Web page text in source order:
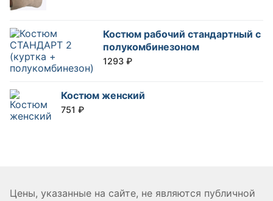
Костюм рабочий стандартный с
полукомбинезоном
1293 ₽
Костюм женский
751 ₽
Цены, указанные на сайте, не являются публичной